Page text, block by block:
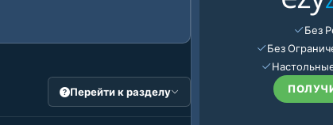
Перейти к разделу
Без
Без